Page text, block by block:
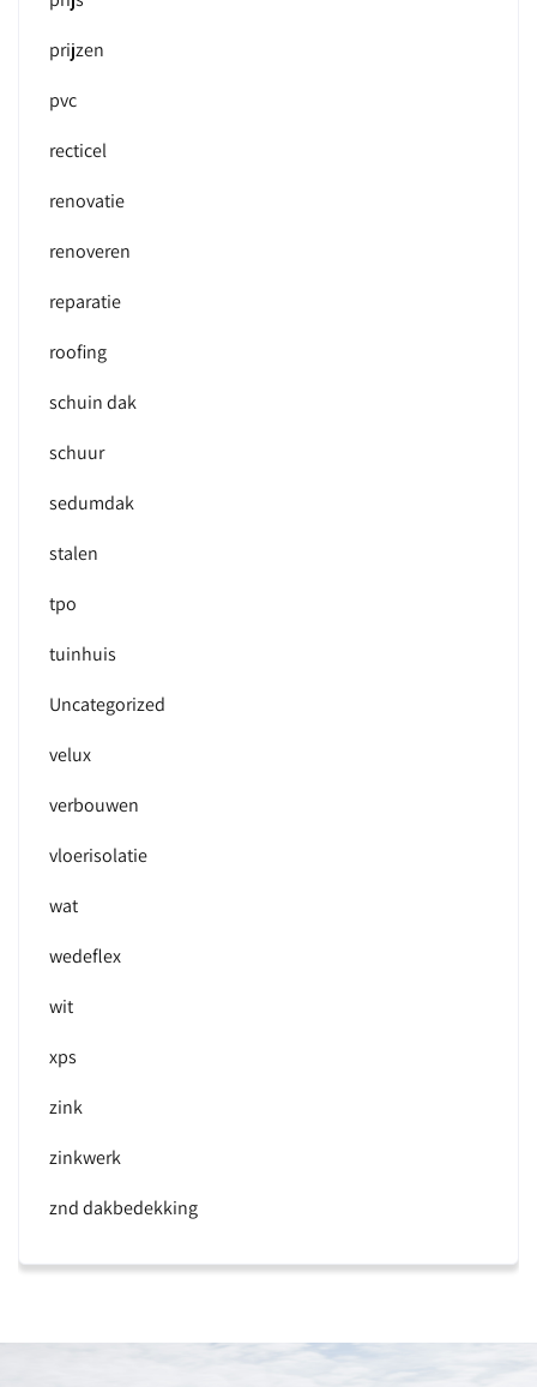
prijzen
pvc
recticel
renovatie
renoveren
reparatie
roofing
schuin dak
schuur
sedumdak
stalen
tpo
tuinhuis
Uncategorized
velux
verbouwen
vloerisolatie
wat
wedeflex
wit
xps
zink
zinkwerk
znd dakbedekking